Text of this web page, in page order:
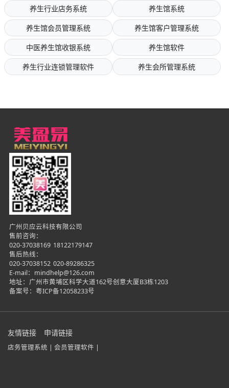
养生行业店务系统
养生馆系统
养生馆会员管理系统
养生馆客户管理系统
中医养生馆收银系统
养生馆软件
养生行业连锁管理软件
养生会所管理系统
广州贝应云科技有限公司
售前咨询：
020-37038169 18122179147
售后热线：
020-37038152 020-89286325
E-mail：mindhelp@126.com
地址：广州市黄埔区科学大道162号创意大厦B3栋1203
备案号： 粤ICP备12058233号
友情链接 申请链接
店务管理系统 | 会员管理软件 |